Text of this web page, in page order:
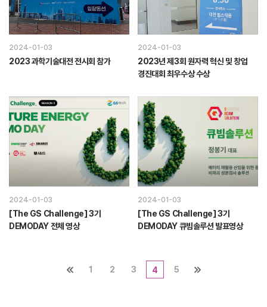
2024-01-03
2023 과학기술대전 전시회 참가
2024-01-03
2023년 제3회 원자력 혁신 및 창업
경진대회 최우수상 수상
2024-01-03
[The GS Challenge] 3기
DEMODAY 전체 영상
2024-01-03
[The GS Challenge] 3기
DEMODAY 큐빔솔루션 발표영상
1 2 3 4 5